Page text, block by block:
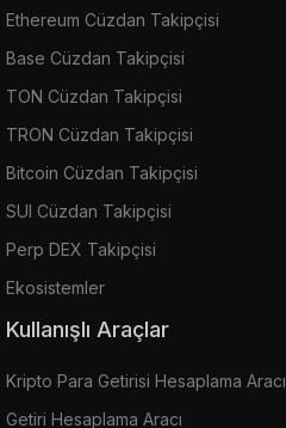
Ethereum Cüzdan Takipçisi
Base Cüzdan Takipçisi
TON Cüzdan Takipçisi
TRON Cüzdan Takipçisi
Bitcoin Cüzdan Takipçisi
SUI Cüzdan Takipçisi
Perp DEX Takipçisi
Ekosistemler
Kullanışlı Araçlar
Kripto Para Getirisi Hesaplama Aracı
Getiri Hesaplama Aracı